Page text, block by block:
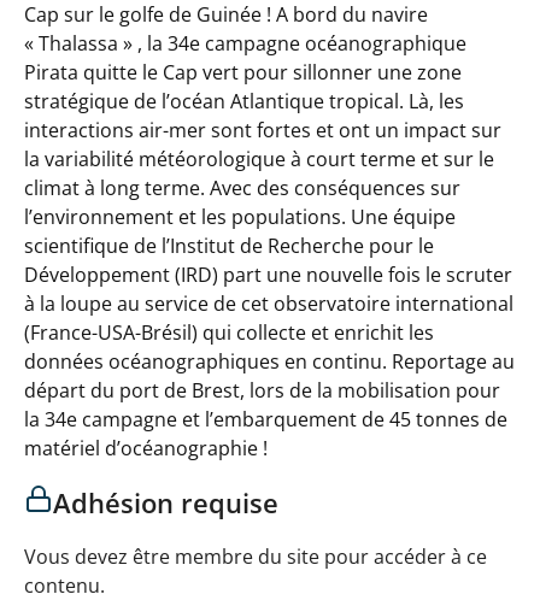
Cap sur le golfe de Guinée ! A bord du navire
« Thalassa » , la 34e campagne océanographique
Pirata quitte le Cap vert pour sillonner une zone
stratégique de l’océan Atlantique tropical. Là, les
interactions air-mer sont fortes et ont un impact sur
la variabilité météorologique à court terme et sur le
climat à long terme. Avec des conséquences sur
l’environnement et les populations. Une équipe
scientifique de l’Institut de Recherche pour le
Développement (IRD) part une nouvelle fois le scruter
à la loupe au service de cet observatoire international
(France-USA-Brésil) qui collecte et enrichit les
données océanographiques en continu. Reportage au
départ du port de Brest, lors de la mobilisation pour
la 34e campagne et l’embarquement de 45 tonnes de
matériel d’océanographie !
Adhésion requise
Vous devez être membre du site pour accéder à ce
contenu.